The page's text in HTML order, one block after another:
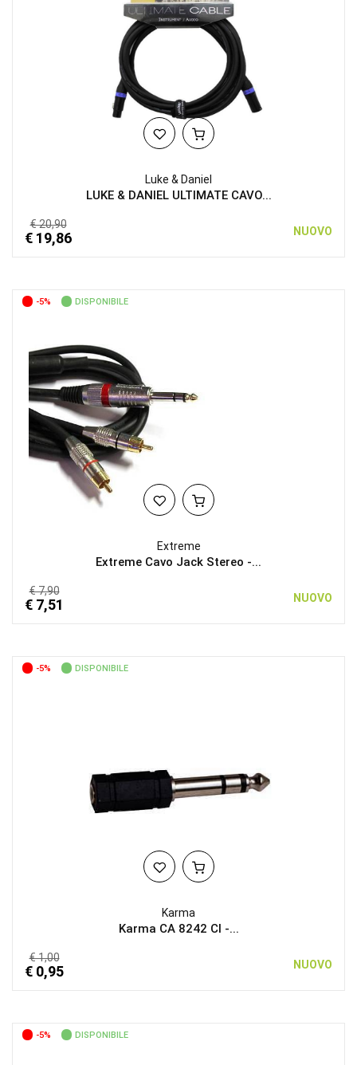
Luke & Daniel
LUKE & DANIEL ULTIMATE CAVO...
€ 20,90
€ 19,86 NUOVO
-5% DISPONIBILE
Extreme
Extreme Cavo Jack Stereo -...
€ 7,90
€ 7,51 NUOVO
-5% DISPONIBILE
Karma
Karma CA 8242 CI -...
€ 1,00
€ 0,95 NUOVO
-5% DISPONIBILE